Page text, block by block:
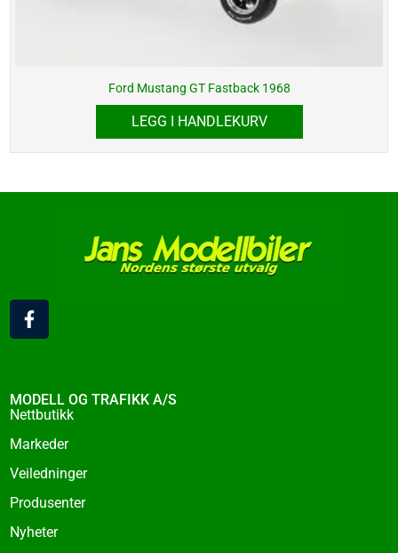
Ford Mustang GT Fastback 1968
LEGG I HANDLEKURV
F
a
c
o
o
-
f
MODELL OG TRAFIKK A/S
Nettbutikk
Markeder
Veiledninger
Produsenter
Nyheter